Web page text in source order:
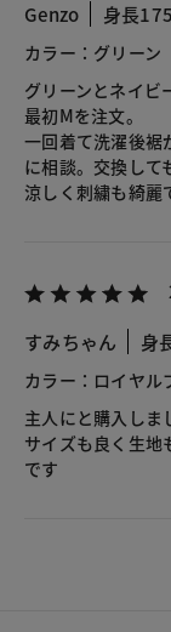
Genzo 身長
カラー：グリーン
グリーンとネイビ
最初Mを注文。
一回着て洗濯後裾
に相談。交換して
涼しく刺繍も綺麗
すみちゃん 身
カラー：ロイヤル
主人にと購入しま
サイズも良く生地
です